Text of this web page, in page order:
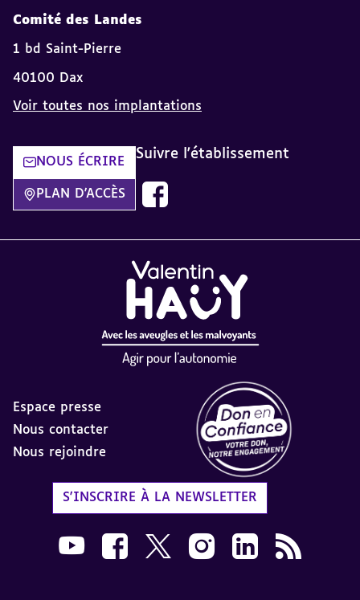
Comité des Landes
1 bd Saint-Pierre
40100 Dax
Voir toutes nos implantations
NOUS ÉCRIRE
PLAN D'ACCÈS
Suivre l'établissement
Découvrez notre page Facebook
Espace presse
Nous contacter
Nous rejoindre
S'INSCRIRE À LA NEWSLETTER
Nous suivre sur Youtube AVH dans une
Nous suivre sur Facebook AVH dans
Nous suivre sur X AVH dans une
Nous suivre sur Instagram
Nous suivre sur
Flux RSS